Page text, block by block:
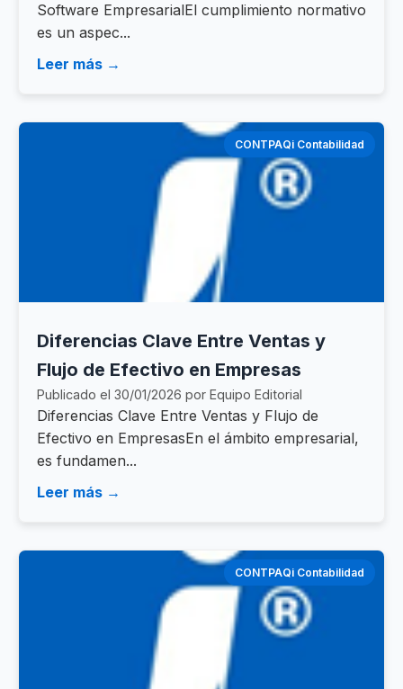
Software EmpresarialEl cumplimiento normativo
es un aspec...
Leer más →
CONTPAQi Contabilidad
Diferencias Clave Entre Ventas y
Flujo de Efectivo en Empresas
Publicado el 30/01/2026 por Equipo Editorial
Diferencias Clave Entre Ventas y Flujo de
Efectivo en EmpresasEn el ámbito empresarial,
es fundamen...
Leer más →
CONTPAQi Contabilidad